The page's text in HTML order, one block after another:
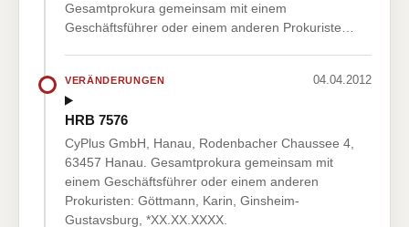
Gesamtprokura gemeinsam mit einem
Geschäftsführer oder einem anderen Prokuriste…
VERÄNDERUNGEN 04.04.2012
HRB 7576
CyPlus GmbH, Hanau, Rodenbacher Chaussee 4,
63457 Hanau. Gesamtprokura gemeinsam mit
einem Geschäftsführer oder einem anderen
Prokuristen: Göttmann, Karin, Ginsheim-
Gustavsburg, *XX.XX.XXXX.